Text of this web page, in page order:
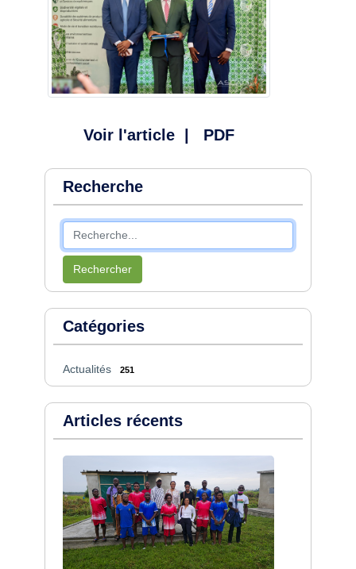
Voir l'article PDF
Recherche
Rechercher
Catégories
Actualités 251
Articles récents